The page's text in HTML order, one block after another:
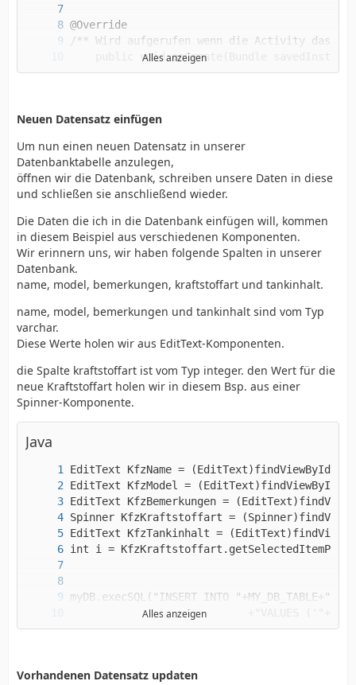
    }
Alles anzeigen
Neuen Datensatz einfügen
Um nun einen neuen Datensatz in unserer
Datenbanktabelle anzulegen,
öffnen wir die Datenbank, schreiben unsere Daten in diese
und schließen sie anschließend wieder.
Die Daten die ich in die Datenbank einfügen will, kommen
in diesem Beispiel aus verschiedenen Komponenten.
Wir erinnern uns, wir haben folgende Spalten in unserer
Datenbank.
name, model, bemerkungen, kraftstoffart und tankinhalt.
name, model, bemerkungen und tankinhalt sind vom Typ
varchar.
Diese Werte holen wir aus EditText-Komponenten.
die Spalte kraftstoffart ist vom Typ integer. den Wert für die
neue Kraftstoffart holen wir in diesem Bsp. aus einer
Spinner-Komponente.
Java
Alles anzeigen
Vorhandenen Datensatz updaten